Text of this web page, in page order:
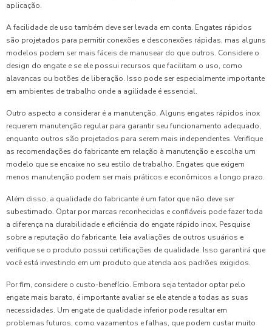
aplicação.
A facilidade de uso também deve ser levada em conta. Engates rápidos
são projetados para permitir conexões e desconexões rápidas, mas alguns
modelos podem ser mais fáceis de manusear do que outros. Considere o
design do engate e se ele possui recursos que facilitam o uso, como
alavancas ou botões de liberação. Isso pode ser especialmente importante
em ambientes de trabalho onde a agilidade é essencial.
Outro aspecto a considerar é a manutenção. Alguns engates rápidos inox
requerem manutenção regular para garantir seu funcionamento adequado,
enquanto outros são projetados para serem mais independentes. Verifique
as recomendações do fabricante em relação à manutenção e escolha um
modelo que se encaixe no seu estilo de trabalho. Engates que exigem
menos manutenção podem ser mais práticos e econômicos a longo prazo.
Além disso, a qualidade do fabricante é um fator que não deve ser
subestimado. Optar por marcas reconhecidas e confiáveis pode fazer toda
a diferença na durabilidade e eficiência do engate rápido inox. Pesquise
sobre a reputação do fabricante, leia avaliações de outros usuários e
verifique se o produto possui certificações de qualidade. Isso garantirá que
você está investindo em um produto que atenda aos padrões exigidos.
Por fim, considere o custo-benefício. Embora seja tentador optar pelo
engate mais barato, é importante avaliar se ele atende a todas as suas
necessidades. Um engate de qualidade inferior pode resultar em
problemas futuros, como vazamentos e falhas, que podem custar muito